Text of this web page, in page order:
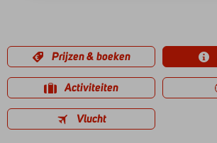
Prijzen & boeken
Activiteiten
Vlucht